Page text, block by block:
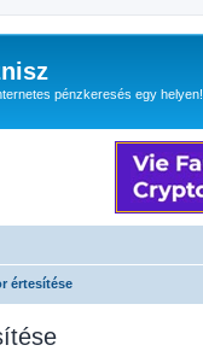
pénzkeresés egy helyen!
értesítése